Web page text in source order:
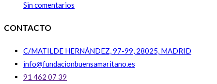
Sin comentarios
CONTACTO
C/MATILDE HERNÁNDEZ, 97-99, 28025, MADRID
info@fundacionbuensamaritano.es
91 462 07 39